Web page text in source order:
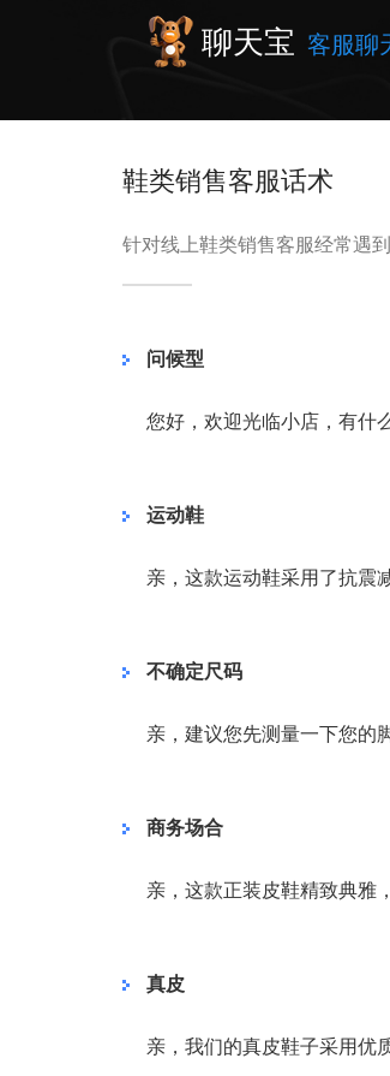
聊天宝 客服聊
鞋类销售客服话术
针对线上鞋类销售客服经常遇
问候型
您好，欢迎光临小店，有什
运动鞋
亲，这款运动鞋采用了抗震
不确定尺码
亲，建议您先测量一下您的
商务场合
亲，这款正装皮鞋精致典雅
真皮
亲，我们的真皮鞋子采用优